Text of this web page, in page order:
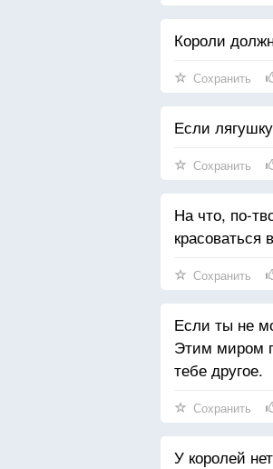
Короли
Сохранить
Если
Сохранить
На что, по-
Сохранить
Если ты не
Этим миром
тебе другое.
Сохранить
У королей